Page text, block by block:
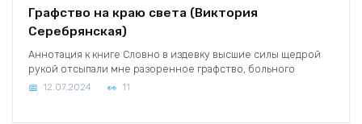
Графство на краю света (Виктория
Серебрянская)
Аннотация к книге Словно в издевку высшие силы щедрой
рукой отсыпали мне разоренное графство, больного
12.07.2024 11